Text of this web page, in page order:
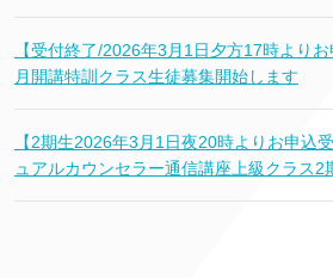
【受付終了/2026年3月1日夕方17時より
月開講特訓クラス生徒募集開始します
【2期生2026年3月1日夜20時よりお申込
ュアルカウンセラー通信講座上級クラス2